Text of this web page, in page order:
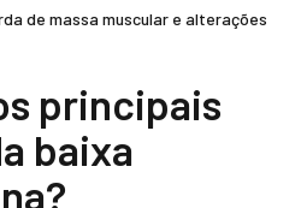
de massa muscular e alterações
principais
baixa